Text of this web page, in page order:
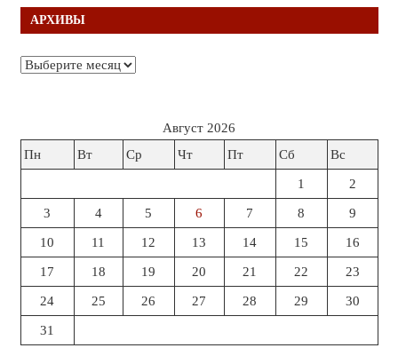
АРХИВЫ
Архивы
Август 2026
Пн
Вт Ср Чт Пт Сб Вс
1 2
3 4 5 6 7 8 9
10 11 12 13 14 15 16
17 18 19 20 21 22 23
24 25 26 27 28 29 30
31